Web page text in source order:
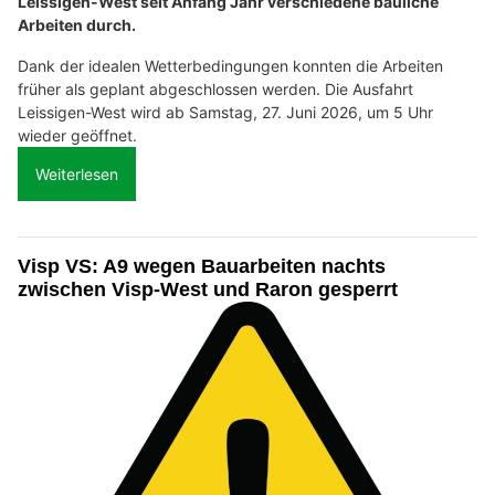
Arbeiten durch.
Dank der idealen Wetterbedingungen konnten die Arbeiten
früher als geplant abgeschlossen werden. Die Ausfahrt
Leissigen-West wird ab Samstag, 27. Juni 2026, um 5 Uhr
wieder geöffnet.
Weiterlesen
Visp VS: A9 wegen Bauarbeiten nachts
zwischen Visp-West und Raron gesperrt